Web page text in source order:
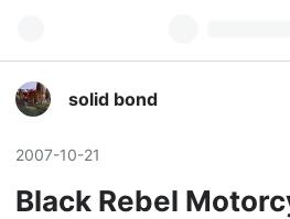
solid bond
2007-10-21
Black Rebel